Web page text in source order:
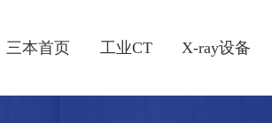
三本首页 工业CT X-ray设备